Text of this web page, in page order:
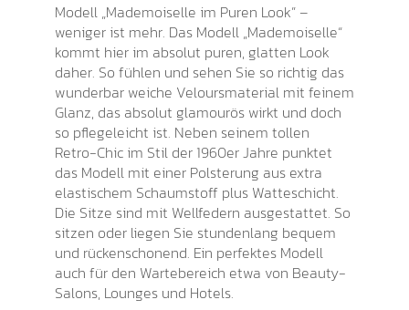
Modell „Mademoiselle im Puren Look” –
weniger ist mehr. Das Modell „Mademoiselle“
kommt hier im absolut puren, glatten Look
daher. So fühlen und sehen Sie so richtig das
wunderbar weiche Veloursmaterial mit feinem
Glanz, das absolut glamourös wirkt und doch
so pflegeleicht ist. Neben seinem tollen
Retro-Chic im Stil der 1960er Jahre punktet
das Modell mit einer Polsterung aus extra
elastischem Schaumstoff plus Watteschicht.
Die Sitze sind mit Wellfedern ausgestattet. So
sitzen oder liegen Sie stundenlang bequem
und rückenschonend. Ein perfektes Modell
auch für den Wartebereich etwa von Beauty-
Salons, Lounges und Hotels.